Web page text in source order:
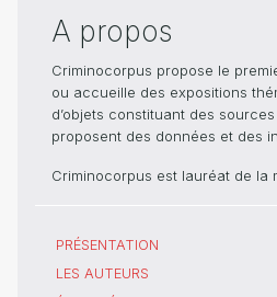
A propos
Criminocorpus propose le
ou accueille des expositions
d’objets constituant des
proposent des données et des
Criminocorpus est lauréat de la
PRÉSENTATION
LES AUTEURS